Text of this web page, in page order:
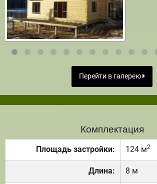
Перейти в галерею
Комплектация
Площадь застройки: 124 м2
Длина: 8 м